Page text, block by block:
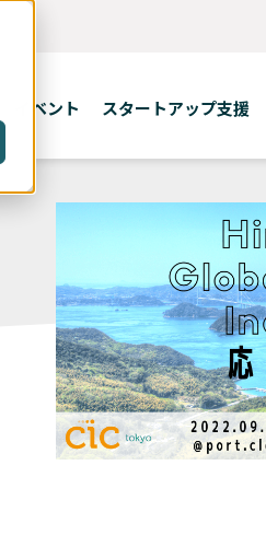
イベント スタートアップ支援
東京
福岡
大阪
(O-Nexus)